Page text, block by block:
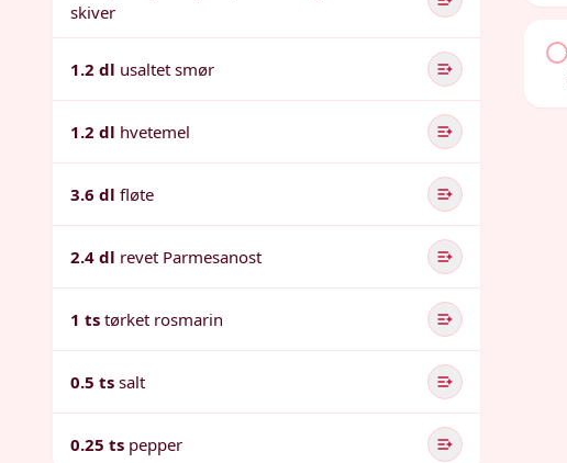
skiver
1.2 dl usaltet smør
1.2 dl hvetemel
3.6 dl fløte
2.4 dl revet Parmesanost
1 ts tørket rosmarin
0.5 ts salt
0.25 ts pepper